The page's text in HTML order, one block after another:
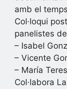
amb el
Col·loqui
panelistes
– Isabel
– Vicente
– María
Col·labora